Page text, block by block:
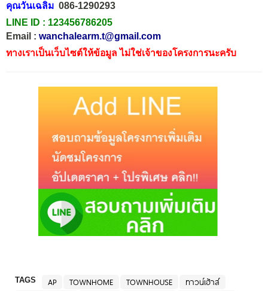
คุณวันเฉลิม 086-1290293
LINE ID : 123456786205
Email : wanchalearm.t@gmail.com
ทางเราเป็นเว็บไซต์ให้ข้อมูล ไม่ใช่เจ้าของโครงการนะครับ
TAGS AP TOWNHOME TOWNHOUSE
ทาวน์เฮ้าส์